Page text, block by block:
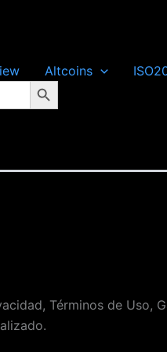
Altcoins
Botón de búsqueda
Términos de Uso,